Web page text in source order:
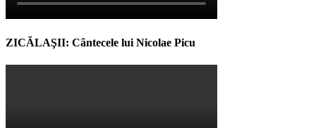
ZICĂLAŞII: Cântecele lui Nicolae Picu